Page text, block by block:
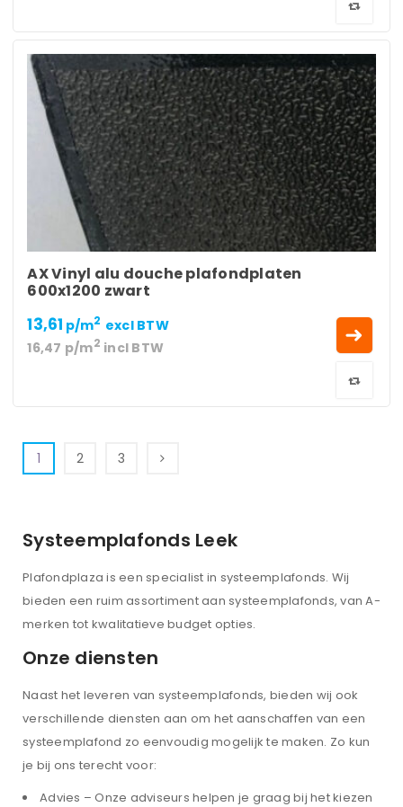
AX Vinyl alu douche plafondplaten
600x1200 zwart
13,61 p/m2 excl BTW
16,47 p/m2 incl BTW
1 2 3
Systeemplafonds Leek
Plafondplaza is een specialist in systeemplafonds. Wij
bieden een ruim assortiment aan systeemplafonds, van A-
merken tot kwalitatieve budget opties.
Onze diensten
Naast het leveren van systeemplafonds, bieden wij ook
verschillende diensten aan om het aanschaffen van een
systeemplafond zo eenvoudig mogelijk te maken. Zo kun
je bij ons terecht voor:
Advies – Onze adviseurs helpen je graag bij het kiezen